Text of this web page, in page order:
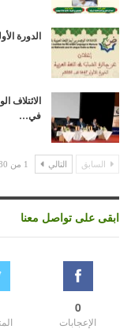
الدورة
الائتلاف
في…
السابق التالي 1 من 80
ابقى على تواصل معنا
0
الإعجابات